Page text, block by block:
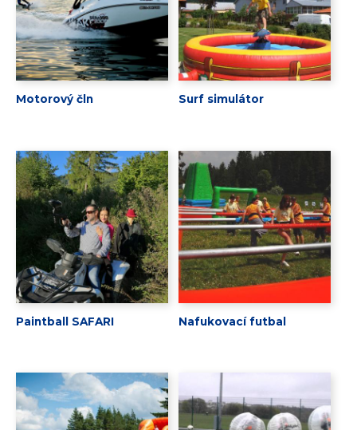
Motorový čln Surf simulátor
Paintball SAFARI Nafukovací futbal